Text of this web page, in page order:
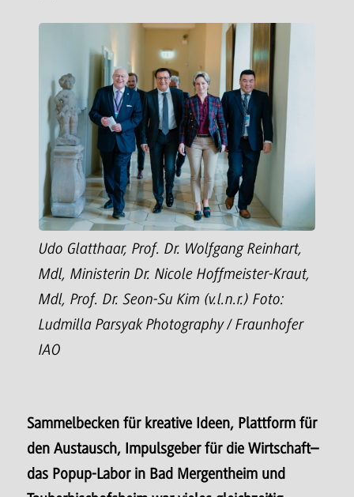
Udo Glatthaar, Prof. Dr. Wolfgang Reinhart,
Mdl, Ministerin Dr. Nicole Hoffmeister-Kraut,
Mdl, Prof. Dr. Seon-Su Kim (v.l.n.r.) Foto:
Ludmilla Parsyak Photography / Fraunhofer
IAO
Sammelbecken für kreative Ideen, Plattform für
den Austausch, Impulsgeber für die Wirtschaft–
das Popup-Labor in Bad Mergentheim und